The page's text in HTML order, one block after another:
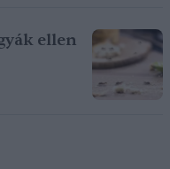
ellen